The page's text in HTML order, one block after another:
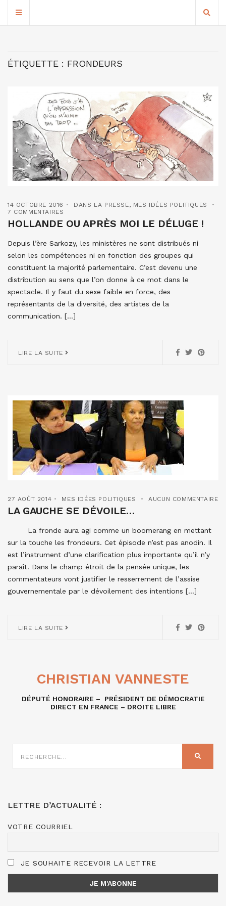
ÉTIQUETTE : FRONDEURS
14 OCTOBRE 2016 DANS LA PRESSE, MES IDÉES POLITIQUES
7 COMMENTAIRES
HOLLANDE OU APRÈS MOI LE DÉLUGE !
Depuis l’ère Sarkozy, les ministères ne sont distribués ni
selon les compétences ni en fonction des groupes qui
constituent la majorité parlementaire. C’est devenu une
distribution au sens que l’on donne à ce mot dans le
spectacle. Il y faut du sexe faible en force, des
représentants de la diversité, des artistes de la
communication. […]
LIRE LA SUITE
27 AOÛT 2014 MES IDÉES POLITIQUES AUCUN COMMENTAIRE
LA GAUCHE SE DÉVOILE…
La fronde aura agi comme un boomerang en mettant
sur la touche les frondeurs. Cet épisode n’est pas anodin. Il
est l’instrument d’une clarification plus importante qu’il n’y
paraît. Dans le champ étroit de la pensée unique, les
commentateurs vont justifier le resserrement de l’assise
gouvernementale par le dévoilement des intentions […]
LIRE LA SUITE
CHRISTIAN VANNESTE
DÉPUTÉ HONORAIRE – PRÉSIDENT DE DÉMOCRATIE
DIRECT EN FRANCE – DROITE LIBRE
SUR
LETTRE D’ACTUALITÉ :
VOTRE COURRIEL
JE SOUHAITE RECEVOIR LA LETTRE